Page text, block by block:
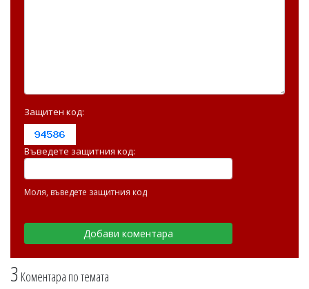
3 Коментара по темата
Защитен код:
Въведете защитния код:
Моля, въведете защитния код